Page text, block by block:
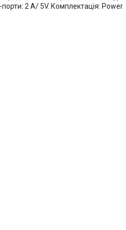
2 А/ 5V. Комплектація: Power